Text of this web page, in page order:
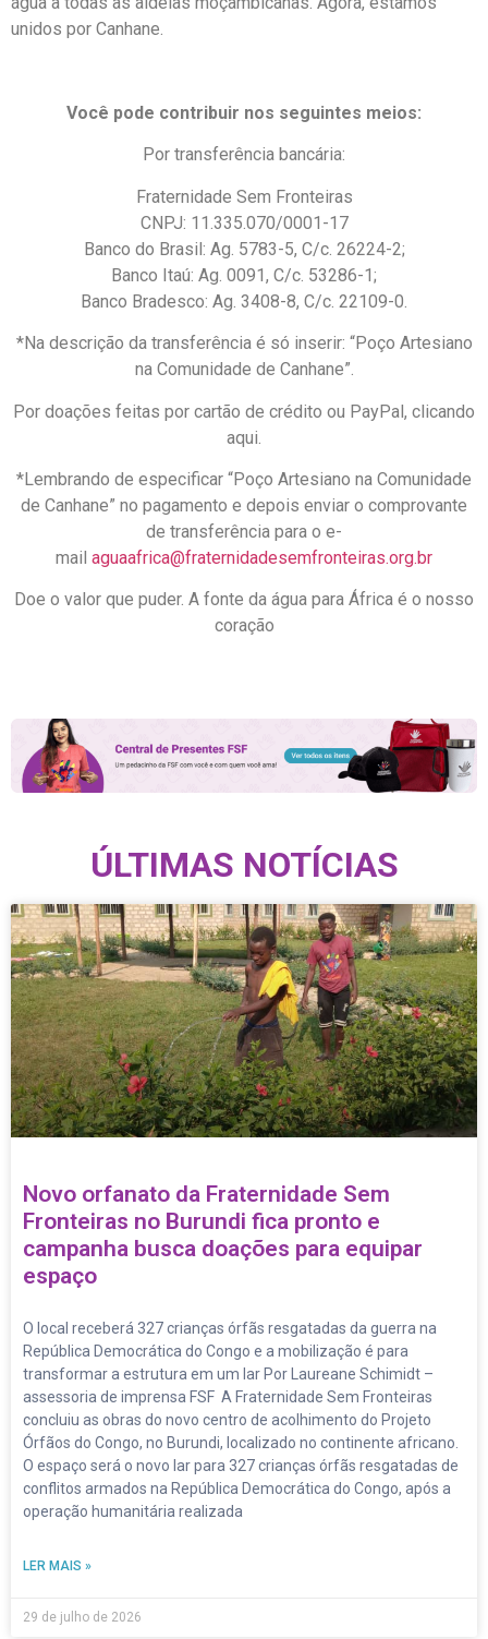
unidos por Canhane.
Você pode contribuir nos seguintes meios:
Por transferência bancária:
Fraternidade Sem Fronteiras
CNPJ: 11.335.070/0001-17
Banco do Brasil: Ag. 5783-5, C/c. 26224-2;
Banco Itaú: Ag. 0091, C/c. 53286-1;
Banco Bradesco: Ag. 3408-8, C/c. 22109-0.
*Na descrição da transferência é só inserir: “Poço Artesiano
na Comunidade de Canhane”.
Por doações feitas por cartão de crédito ou PayPal, clicando
aqui.
*Lembrando de especificar “Poço Artesiano na Comunidade
de Canhane” no pagamento e depois enviar o comprovante
de transferência para o e-
mail aguaafrica@fraternidadesemfronteiras.org.br
Doe o valor que puder. A fonte da água para África é o nosso
coração
ÚLTIMAS NOTÍCIAS
Novo orfanato da Fraternidade Sem
Fronteiras no Burundi fica pronto e
campanha busca doações para equipar
espaço
O local receberá 327 crianças órfãs resgatadas da guerra na
República Democrática do Congo e a mobilização é para
transformar a estrutura em um lar Por Laureane Schimidt –
assessoria de imprensa FSF A Fraternidade Sem Fronteiras
concluiu as obras do novo centro de acolhimento do Projeto
Órfãos do Congo, no Burundi, localizado no continente africano.
O espaço será o novo lar para 327 crianças órfãs resgatadas de
conflitos armados na República Democrática do Congo, após a
operação humanitária realizada
LER MAIS »
29 de julho de 2026